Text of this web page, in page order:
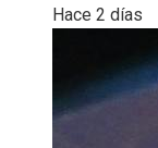
Hace 2 días